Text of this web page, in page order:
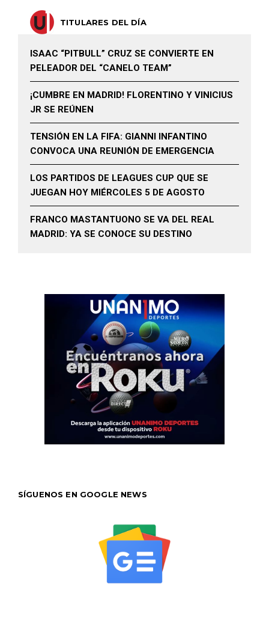
TITULARES DEL DÍA
ISAAC “PITBULL” CRUZ SE CONVIERTE EN
PELEADOR DEL “CANELO TEAM”
¡CUMBRE EN MADRID! FLORENTINO Y VINICIUS
JR SE REÚNEN
TENSIÓN EN LA FIFA: GIANNI INFANTINO
CONVOCA UNA REUNIÓN DE EMERGENCIA
LOS PARTIDOS DE LEAGUES CUP QUE SE
JUEGAN HOY MIÉRCOLES 5 DE AGOSTO
FRANCO MASTANTUONO SE VA DEL REAL
MADRID: YA SE CONOCE SU DESTINO
SÍGUENOS EN GOOGLE NEWS